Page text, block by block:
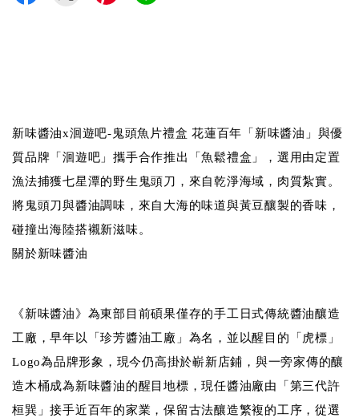
新味醬油x洄遊吧-鬼頭魚片禮盒 花蓮百年「新味醬油」與優
質品牌「洄遊吧」攜手合作推出「魚鬆禮盒」，選用由定置
漁法捕獲七星潭的野生鬼頭刀，來自乾淨海域，肉質紮實。
將鬼頭刀與醬油調味，來自大海的味道與黃豆釀製的香味，
碰撞出海陸搭襯新滋味。
關於新味醬油
《新味醬油》為東部目前碩果僅存的手工日式傳統醬油釀造
工廠，早年以「珍芳醬油工廠」為名，並以醒目的「虎標」
Logo為品牌形象，現今仍高掛於嶄新店鋪，與一旁家傳的釀
造木桶成為新味醬油的醒目地標，現任醬油廠由「第三代許
桓巽」接手近百年的家業，保留古法釀造繁複的工序，從選